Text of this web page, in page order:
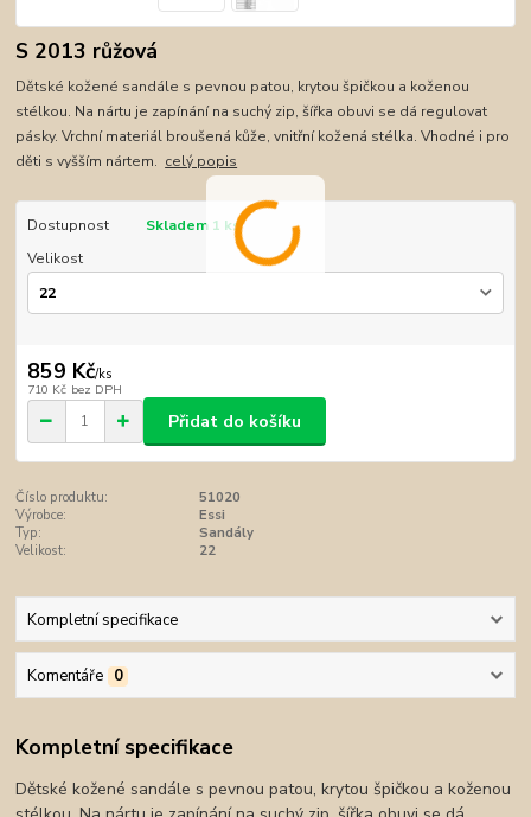
S 2013 růžová
Dětské kožené sandále s pevnou patou, krytou špičkou a koženou
stélkou. Na nártu je zapínání na suchý zip, šířka obuvi se dá regulovat
pásky. Vrchní materiál broušená kůže, vnitřní kožená stélka. Vhodné i pro
děti s vyšším nártem. celý popis
Dostupnost
Skladem 1 ks
Velikost
859 Kč/ks
710 Kč bez DPH
Přidat do košíku
Číslo produktu:
51020
Výrobce:
Essi
Typ:
Sandály
Velikost:
22
Kompletní specifikace
Komentáře 0
Kompletní specifikace
Dětské kožené sandále s pevnou patou, krytou špičkou a koženou